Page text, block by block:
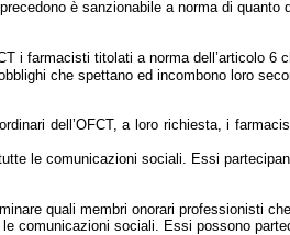
è sanzionabile a norma di
i farmacisti titolati a norma dell’articolo
che spettano ed incombono loro
dell’OFCT, a loro richiesta, i
le comunicazioni sociali. Essi
quali membri onorari professionisti
le comunicazioni sociali. Essi possono